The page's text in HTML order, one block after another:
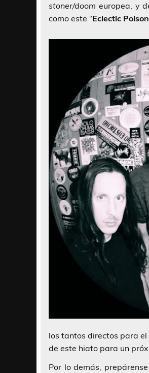
stoner/doom europea, y
como este “Eclectic
los tantos directos para
de este hiato para un
Por lo demás,